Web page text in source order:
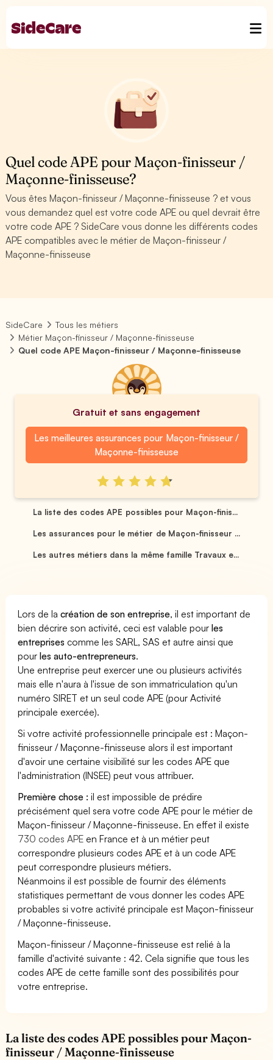
Quel code APE pour Maçon-finisseur /
Maçonne-finisseuse?
Vous êtes Maçon-finisseur / Maçonne-finisseuse ? et vous
vous demandez quel est votre code APE ou quel devrait être
votre code APE ? SideCare vous donne les différents codes
APE compatibles avec le métier de Maçon-finisseur /
Maçonne-finisseuse
SideCare
Tous les métiers
Métier Maçon-finisseur / Maçonne-finisseuse
Quel code APE Maçon-finisseur / Maçonne-finisseuse
Gratuit et sans engagement
Les meilleures assurances pour Maçon-finisseur /
Maçonne-finisseuse
La liste des codes APE possibles pour Maçon-finis...
Les assurances pour le métier de Maçon-finisseur ...
Les autres métiers dans la même famille Travaux e...
Lors de lacréation de son entreprise, il est important de
bien décrire son activité, ceci est valable pourles
entreprises comme les SARL, SAS et autre ainsi que
pourles auto-entrepreneurs.
Une entreprise peut exercer une ou plusieurs activités
mais elle n'aura à l'issue de son immatriculation qu'un
numéro SIRET et un seul code APE (pour Activité
principale exercée).
Si votre activité professionnelle principale est : Maçon-
finisseur / Maçonne-finisseuse alors il est important
d'avoir une certaine visibilité sur les codes APE que
l'administration (INSEE) peut vous attribuer.
Première chose : il est impossible de prédire
précisément quel sera votre code APE pour le métier de
Maçon-finisseur / Maçonne-finisseuse. En effet il existe
730 codes APE en France et à un métier peut
correspondre plusieurs codes APE et à un code APE
peut correspondre plusieurs métiers.
Néanmoins il est possible de fournir des éléments
statistiques permettant de vous donner les codes APE
probables si votre activité principale est Maçon-finisseur
/ Maçonne-finisseuse.
Maçon-finisseur / Maçonne-finisseuse est relié à la
famille d'activité suivante : 42. Cela signifie que tous les
codes APE de cette famille sont des possibilités pour
votre entreprise.
La liste des codes APE possibles pour Maçon-
finisseur / Maçonne-finisseuse